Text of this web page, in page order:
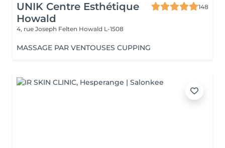
UNIK Centre Esthétique
Howald
148
4, rue Joseph Felten Howald L-1508
MASSAGE PAR VENTOUSES CUPPING